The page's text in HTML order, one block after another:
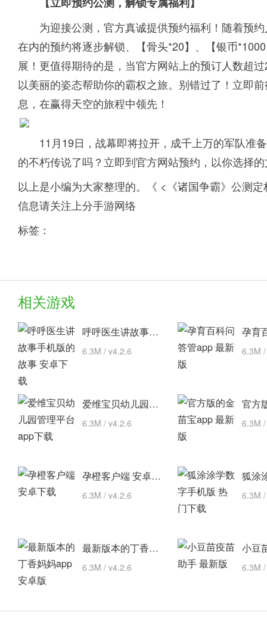
为迎接公测，官方真诚提供预约福利！随着预
在内的预约将逐步解锁、【骨头*20】、【银币
展！更值得期待的是，当官方网站上的预订人数超
以美丽的姿态帮助你的霸权之旅。别错过了！立即
息，在赢得天空的旅程中领先！
11月19日，战幕即将拉开，成千上万的军队准
的不朽传说了吗？立即到官方网站预约，以你选择
以上是小编为大家整理的。《 <《诸国争霸》公测
信息请关注上分手游网络
标签：
相关游戏
呼呼医生讲故事手机版的故事 安卓下载
6.3M / v4.2.6 6.3M
爱维宝贝幼儿园管理平台 app下载
6.3M / v4.2.6 6.3M
孕橙客户端 安卓下载
6.3M / v4.2.6 6.3M
最新版本的丁香妈妈app 安卓版
6.3M / v4.2.6 6.3M